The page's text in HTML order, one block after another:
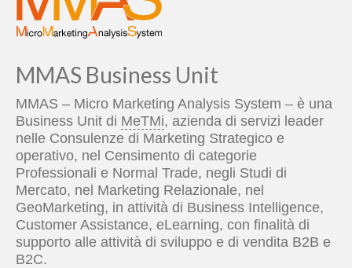
MMAS Business Unit
MMAS – Micro Marketing Analysis System – è una
Business Unit di MeTMi, azienda di servizi leader
nelle Consulenze di Marketing Strategico e
operativo, nel Censimento di categorie
Professionali e Normal Trade, negli Studi di
Mercato, nel Marketing Relazionale, nel
GeoMarketing, in attività di Business Intelligence,
Customer Assistance, eLearning, con finalità di
supporto alle attività di sviluppo e di vendita B2B e
B2C.